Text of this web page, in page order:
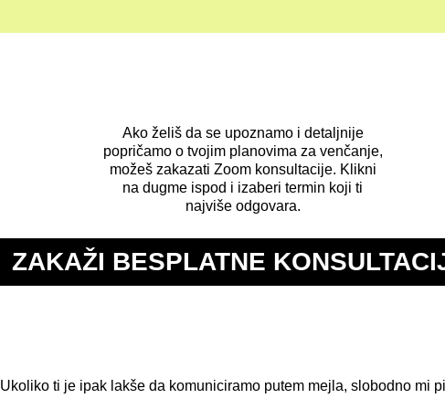
Ako želiš da se upoznamo i detaljnije
popričamo o tvojim planovima za venčanje,
možeš zakazati Zoom konsultacije. Klikni
na dugme ispod i izaberi termin koji ti
najviše odgovara.
ZAKAŽI BESPLATNE
Ukoliko ti je ipak lakše da komuniciramo putem mejla, slobodno mi